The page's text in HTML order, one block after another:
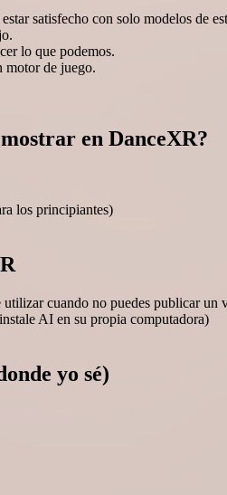
satisfecho con solo modelos de
lo que podemos.
motor de juego.
en DanceXR?
los principiantes)
cuando no puedes publicar
AI en su propia computadora)
yo sé)